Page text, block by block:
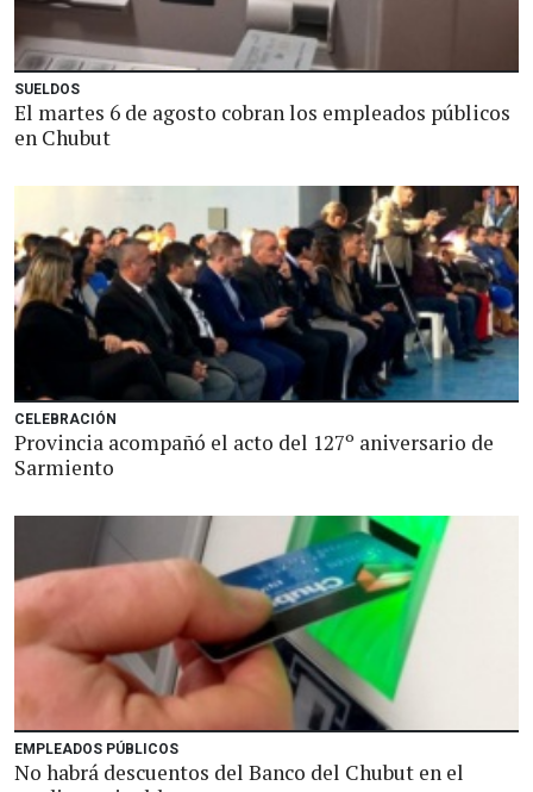
SUELDOS
El martes 6 de agosto cobran los empleados públicos
en Chubut
CELEBRACIÓN
Provincia acompañó el acto del 127º aniversario de
Sarmiento
EMPLEADOS PÚBLICOS
No habrá descuentos del Banco del Chubut en el